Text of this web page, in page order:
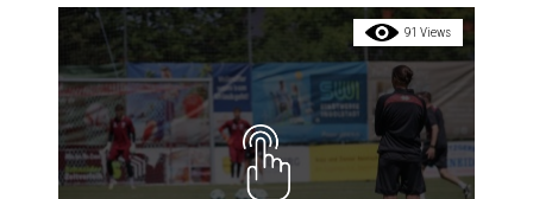
91 Views